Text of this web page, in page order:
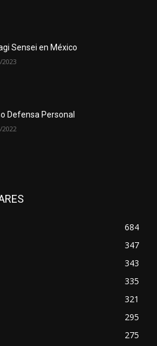
Sensei en México
2023
Defensa Personal
2022
684
347
343
335
321
295
275